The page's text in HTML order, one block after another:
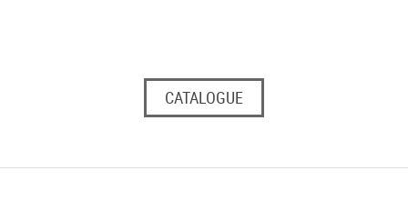
CATALOGUE